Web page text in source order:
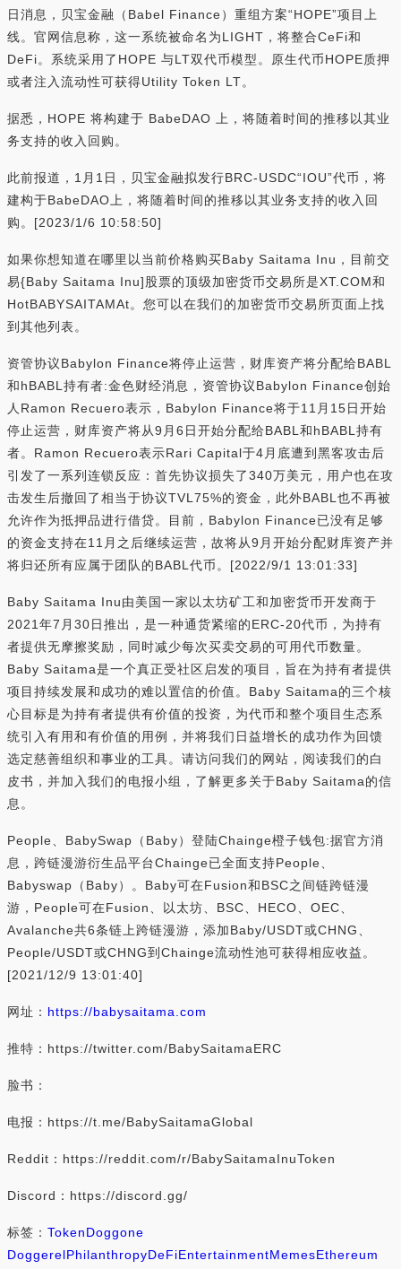
日消息，贝宝金融（Babel Finance）重组方案“HOPE”项目上
线。官网信息称，这一系统被命名为LIGHT，将整合CeFi和
DeFi。系统采用了HOPE 与LT双代币模型。原生代币HOPE质押
或者注入流动性可获得Utility Token LT。
据悉，HOPE 将构建于 BabeDAO 上，将随着时间的推移以其业
务支持的收入回购。
此前报道，1月1日，贝宝金融拟发行BRC-USDC“IOU”代币，将
建构于BabeDAO上，将随着时间的推移以其业务支持的收入回
购。[2023/1/6 10:58:50]
如果你想知道在哪里以当前价格购买Baby Saitama Inu，目前交
易{Baby Saitama Inu]股票的顶级加密货币交易所是XT.COM和
HotBABYSAITAMAt。您可以在我们的加密货币交易所页面上找
到其他列表。
资管协议Babylon Finance将停止运营，财库资产将分配给BABL
和hBABL持有者:金色财经消息，资管协议Babylon Finance创始
人Ramon Recuero表示，Babylon Finance将于11月15日开始
停止运营，财库资产将从9月6日开始分配给BABL和hBABL持有
者。Ramon Recuero表示Rari Capital于4月底遭到黑客攻击后
引发了一系列连锁反应：首先协议损失了340万美元，用户也在攻
击发生后撤回了相当于协议TVL75%的资金，此外BABL也不再被
允许作为抵押品进行借贷。目前，Babylon Finance已没有足够
的资金支持在11月之后继续运营，故将从9月开始分配财库资产并
将归还所有应属于团队的BABL代币。[2022/9/1 13:01:33]
Baby Saitama Inu由美国一家以太坊矿工和加密货币开发商于
2021年7月30日推出，是一种通货紧缩的ERC-20代币，为持有
者提供无摩擦奖励，同时减少每次买卖交易的可用代币数量。
Baby Saitama是一个真正受社区启发的项目，旨在为持有者提供
项目持续发展和成功的难以置信的价值。Baby Saitama的三个核
心目标是为持有者提供有价值的投资，为代币和整个项目生态系
统引入有用和有价值的用例，并将我们日益增长的成功作为回馈
选定慈善组织和事业的工具。请访问我们的网站，阅读我们的白
皮书，并加入我们的电报小组，了解更多关于Baby Saitama的信
息。
People、BabySwap（Baby）登陆Chainge橙子钱包:据官方消
息，跨链漫游衍生品平台Chainge已全面支持People、
Babyswap（Baby）。Baby可在Fusion和BSC之间链跨链漫
游，People可在Fusion、以太坊、BSC、HECO、OEC、
Avalanche共6条链上跨链漫游，添加Baby/USDT或CHNG、
People/USDT或CHNG到Chainge流动性池可获得相应收益。
[2021/12/9 13:01:40]
网址： https://babysaitama.com
推特：https://twitter.com/BabySaitamaERC
脸书：
电报：https://t.me/BabySaitamaGlobal
Reddit：https://reddit.com/r/BabySaitamaInuToken
Discord：https://discord.gg/
标签： TokenDoggone
DoggerelPhilanthropyDeFiEntertainmentMemesEthereum